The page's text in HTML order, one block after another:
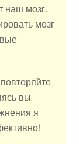
наш мозг.
мозг
вы
я